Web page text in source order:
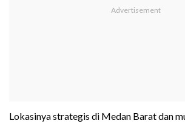
Lokasinya strategis di Medan Barat dan